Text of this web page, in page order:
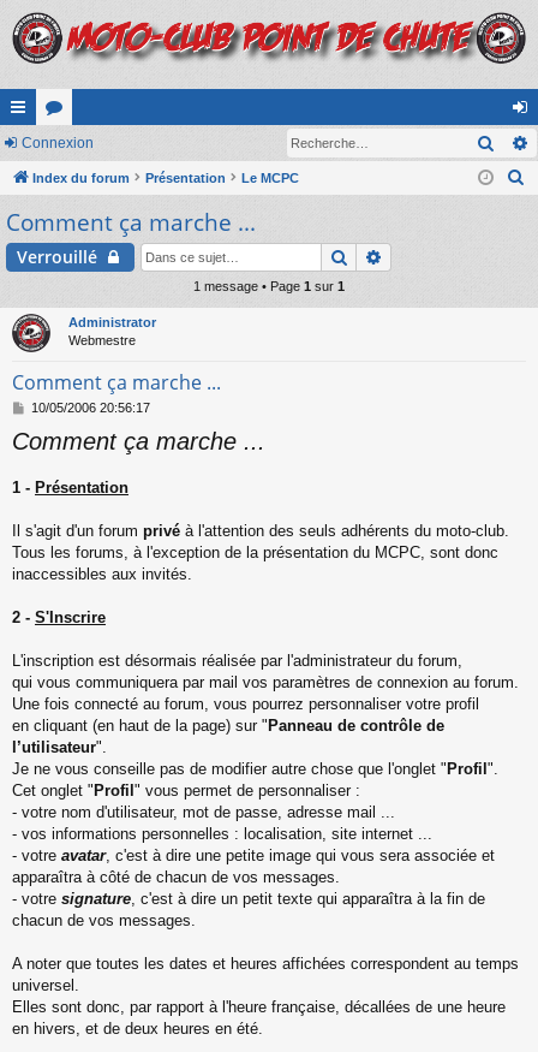
cc
ès
ra
pi
or
u
s
on
ne
Connexion
Index du forum Présentation Le MCPC
r
Comment ça marche ...
Verrouillé Rechercher
1 message • Page 1 sur 1
Administrator
Webmestre
Comment ça marche ...
M
s
10/05/2006 20:56:17
Comment ça marche ...
1 - Présentation
Il s'agit d'un forum privé à l'attention des seuls adhérents du moto-club.
Tous les forums, à l'exception de la présentation du MCPC, sont donc
inaccessibles aux invités.
2 - S'Inscrire
L'inscription est désormais réalisée par l'administrateur du forum,
qui vous communiquera par mail vos paramètres de connexion au forum.
Une fois connecté au forum, vous pourrez personnaliser votre profil
en cliquant (en haut de la page) sur "Panneau de contrôle de
l’utilisateur".
Je ne vous conseille pas de modifier autre chose que l'onglet "Profil".
Cet onglet "Profil" vous permet de personnaliser :
- votre nom d'utilisateur, mot de passe, adresse mail ...
- vos informations personnelles : localisation, site internet ...
- votre avatar, c'est à dire une petite image qui vous sera associée et
apparaîtra à côté de chacun de vos messages.
- votre signature , c'est à dire un petit texte qui apparaîtra à la fin de
chacun de vos messages.
A noter que toutes les dates et heures affichées correspondent au temps
universel.
Elles sont donc, par rapport à l'heure française, décallées de une heure
en hivers, et de deux heures en été.